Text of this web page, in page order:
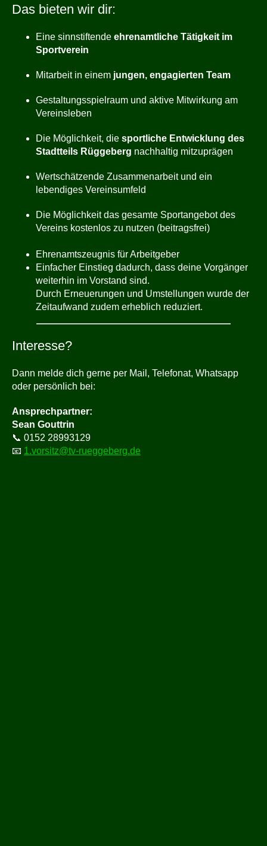
Das bieten wir dir:
Eine sinnstiftende ehrenamtliche Tätigkeit im
Sportverein
Mitarbeit in einem jungen, engagierten Team
Gestaltungsspielraum und aktive Mitwirkung am
Vereinsleben
Die Möglichkeit, die sportliche Entwicklung des
Stadtteils Rüggeberg nachhaltig mitzuprägen
Wertschätzende Zusammenarbeit und ein
lebendiges Vereinsumfeld
Die Möglichkeit das gesamte Sportangebot des
Vereins kostenlos zu nutzen (beitragsfrei)
Ehrenamtszeugnis für Arbeitgeber
Einfacher Einstieg dadurch, dass deine Vorgänger
weiterhin im Vorstand sind.
Durch Erneuerungen und Umstellungen wurde der
Zeitaufwand zudem erheblich reduziert.
Interesse?
Dann melde dich gerne per Mail, Telefonat, Whatsapp
oder persönlich bei:
Ansprechpartner:
Sean Gouttrin
📞 0152 28993129
📧 1.vorsitz@tv-rueggeberg.de